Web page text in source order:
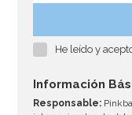
Globo de Foil
He leído y
Información
Responsable: